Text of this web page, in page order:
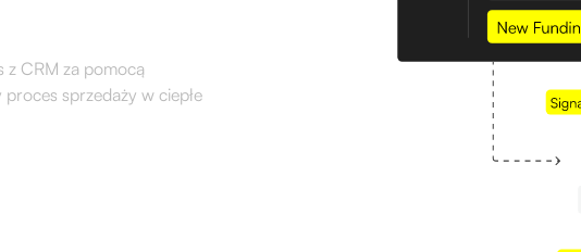
z CRM za pomocą
sprzedaży w ciepłe